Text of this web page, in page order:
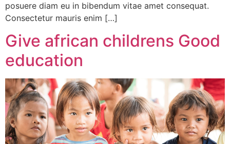
posuere diam eu in bibendum vitae amet consequat.
Consectetur mauris enim […]
Give african childrens Good
education